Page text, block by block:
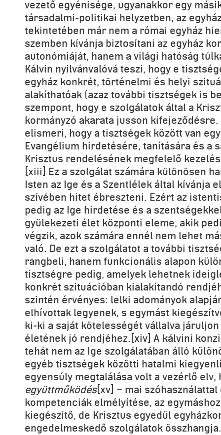
vezető egyénisége, ugyanakkor egy
társadalmi-politikai helyzetben, az
tekintetében már nem a római egyház
szemben kívánja biztosítani az egyház
autonómiáját, hanem a világi hatóság
Kálvin nyilvánvalóvá teszi, hogy e
egyház konkrét, történelmi és helyi
alakíthatóak (azaz további tisztségek is
szempont, hogy e szolgálatok által a
kormányzó akarata jusson kifejeződésre.
elismeri, hogy a tisztségek között van
Evangélium hirdetésére, tanítására és a
Krisztus rendelésének megfelelő
[xiii] Ez a szolgálat számára különösen
Isten az Ige és a Szentlélek által kívánja
szívében hitet ébreszteni. Ezért az
pedig az Ige hirdetése és a
gyülekezeti élet központi eleme, akik
végzik, azok számára ennél nem lehet
való. De ezt a szolgálatot a további
rangbeli, hanem funkcionális alapon
tisztségre pedig, amelyek lehetnek
konkrét szituációban kialakítandó
szintén érvényes: lelki adományok
elhívottak legyenek, s egymást
ki-ki a saját kötelességét vállalva járuljon
életének jó rendjéhez.[xiv] A kálvini
tehát nem az Ige szolgálatában álló
egyéb tisztségek közötti hatalmi
egyensúly megtalálása volt a vezérlő elv,
együttműködés[xv] − mai szóhasználattal
kompetenciák elmélyítése, az
kiegészítő, de Krisztus egyedül
engedelmeskedő szolgálatok